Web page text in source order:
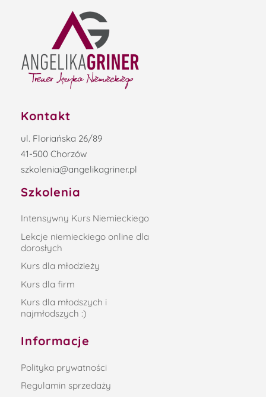
Kontakt
ul. Floriańska 26/89
41-500 Chorzów
szkolenia@angelikagriner.pl
Szkolenia
Intensywny Kurs Niemieckiego
Lekcje niemieckiego online dla
dorosłych
Kurs dla młodzieży
Kurs dla firm
Kurs dla młodszych i
najmłodszych :)
Informacje
Polityka prywatności
Regulamin sprzedaży